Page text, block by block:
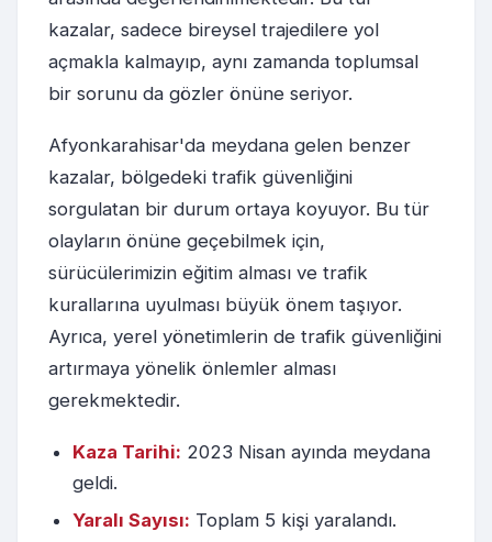
kazalar, sadece bireysel trajedilere yol
açmakla kalmayıp, aynı zamanda toplumsal
bir sorunu da gözler önüne seriyor.
Afyonkarahisar'da meydana gelen benzer
kazalar, bölgedeki trafik güvenliğini
sorgulatan bir durum ortaya koyuyor. Bu tür
olayların önüne geçebilmek için,
sürücülerimizin eğitim alması ve trafik
kurallarına uyulması büyük önem taşıyor.
Ayrıca, yerel yönetimlerin de trafik güvenliğini
artırmaya yönelik önlemler alması
gerekmektedir.
Kaza Tarihi: 2023 Nisan ayında meydana
geldi.
Yaralı Sayısı: Toplam 5 kişi yaralandı.